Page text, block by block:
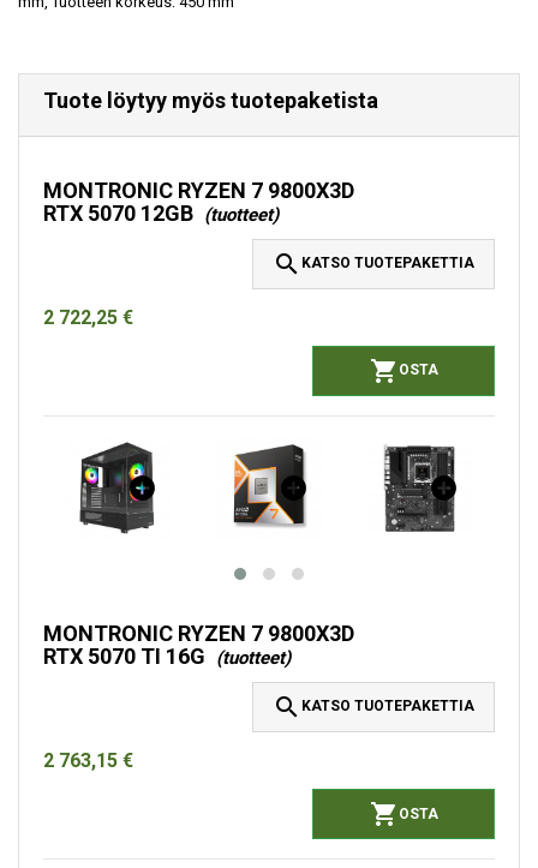
Tuote löytyy myös tuotepaketista
MONTRONIC RYZEN 7 9800X3D
RTX 5070 12GB (tuotteet)
 KATSO TUOTEPAKETTIA
2 722,25 €
 OSTA
MONTRONIC RYZEN 7 9800X3D
RTX 5070 TI 16G
(tuotteet)
 KATSO TUOTEPAKETTIA
2 763,15 €
 OSTA